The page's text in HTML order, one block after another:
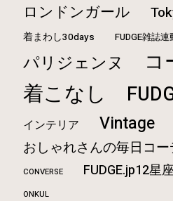
ロンドンガール
着まわし30days FUDGE雑誌
パリジェンヌ コ
着こなし
インテリア Vintage
おしゃれさんの毎日コー
CONVERSE FUDGE.jp12星
ONKUL